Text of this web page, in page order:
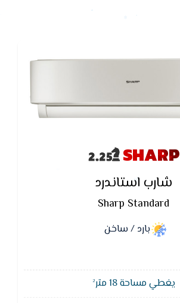
SHARP
شارب استاندرد
Sharp Standard
بارد / ساخن
يغطي مساحة 18 متر²